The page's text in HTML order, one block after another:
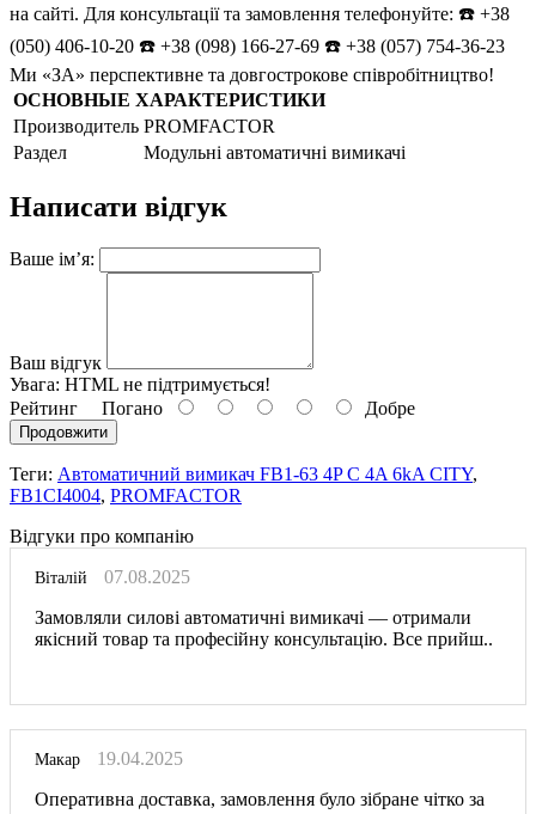
на сайті. Для консультації та замовлення телефонуйте: ☎️ +38
(050) 406-10-20 ☎️ +38 (098) 166-27-69 ☎️ +38 (057) 754-36-23
Ми «ЗА» перспективне та довгострокове співробітництво!
ОСНОВНЫЕ ХАРАКТЕРИСТИКИ
Производитель PROMFACTOR
Раздел
Модульні автоматичні вимикачі
Написати відгук
Ваше ім’я:
Ваш відгук
Увага: HTML не підтримується!
Рейтинг Погано Добре
Продовжити
Теги: Автоматичний вимикач FB1-63 4P C 4A 6kA CITY,
FB1CI4004, PROMFACTOR
Відгуки про компанію
Віталій
07.08.2025
Замовляли силові автоматичні вимикачі — отримали
якісний товар та професійну консультацію. Все прийш..
Макар
19.04.2025
Оперативна доставка, замовлення було зібране чітко за